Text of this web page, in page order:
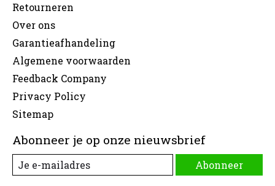
Retourneren
Over ons
Garantieafhandeling
Algemene voorwaarden
Feedback Company
Privacy Policy
Sitemap
Abonneer je op onze nieuwsbrief
Abonneer